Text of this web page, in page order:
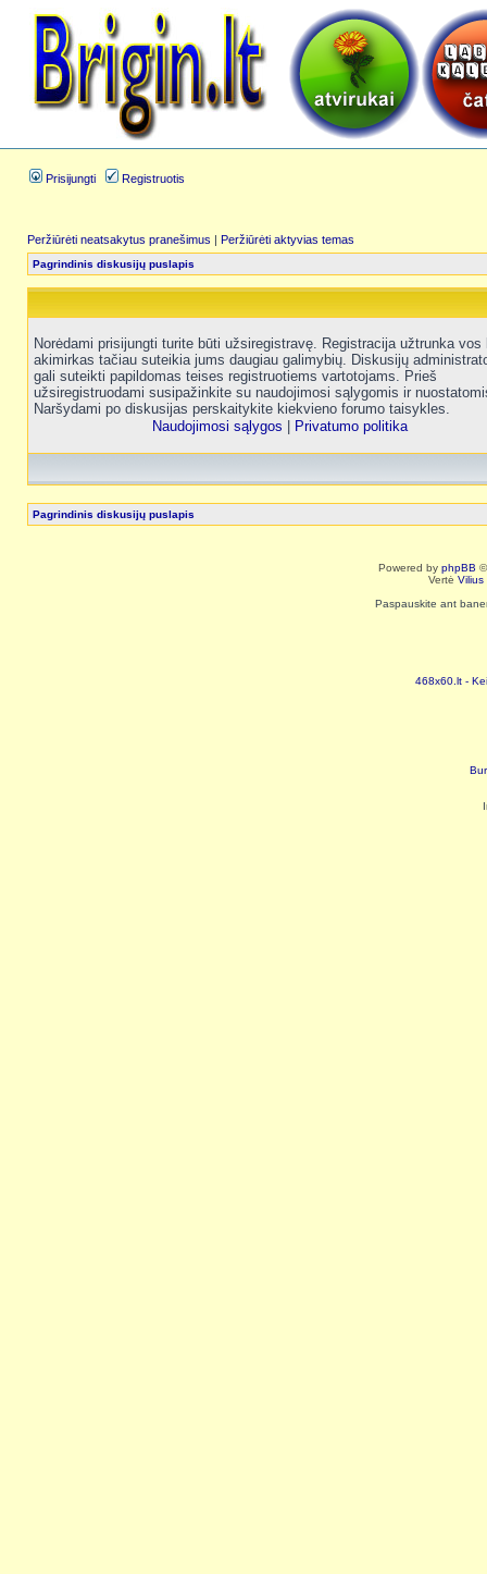
Prisijungti Registruotis
Peržiūrėti neatsakytus pranešimus | Peržiūrėti aktyvias temas
Pagrindinis diskusijų puslapis
Norėdami prisijungti turite būti užsiregistravę. Registracija užtrunka vos
akimirkas tačiau suteikia jums daugiau galimybių. Diskusijų
gali suteikti papildomas teises registruotiems vartotojams. Prieš
užsiregistruodami susipažinkite su naudojimosi sąlygomis ir
Naršydami po diskusijas perskaitykite kiekvieno forumo taisykles.
Naudojimosi sąlygos
Privatumo politika
Pagrindinis diskusijų puslapis
Powered by phpBB
Vertė Vilius
Paspauskite ant
468x60.lt -